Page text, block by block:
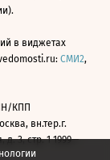
в виджетах
СМИ2,
КПП
вн.тер.г.
3, стр. 1 1999—